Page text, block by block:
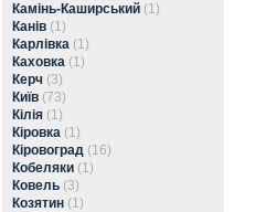
Камінь-Каширський (1)
Канів (1)
Карлівка (1)
Каховка (1)
Керч (3)
Київ (73)
Кілія (1)
Кіровка (1)
Кіровоград (16)
Кобеляки (1)
Ковель (3)
Козятин (1)